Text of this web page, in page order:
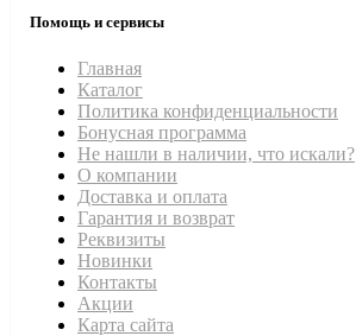
Помощь и сервисы
Главная
Каталог
Политика конфиденциальности
Бонусная программа
Не нашли в наличии, что искали?
О компании
Доставка и оплата
Гарантия и возврат
Реквизиты
Новинки
Контакты
Акции
Карта сайта